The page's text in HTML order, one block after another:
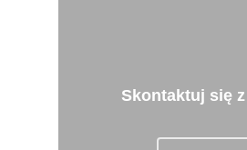
Skontaktuj się